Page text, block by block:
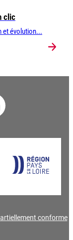
clic
et évolution...
conforme